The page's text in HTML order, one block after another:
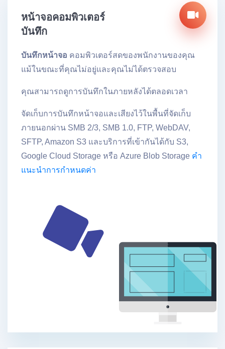
หน้าจอคอมพิวเตอร์
บันทึก
บันทึกหน้าจอ คอมพิวเตอร์สดของพนักงานของคุณ
แม้ในขณะที่คุณไม่อยู่และคุณไม่ได้ตรวจสอบ
คุณสามารถดูการบันทึกในภายหลังได้ตลอดเวลา
จัดเก็บการบันทึกหน้าจอและเสียงไว้ในพื้นที่จัดเก็บ
ภายนอกผ่าน SMB 2/3, SMB 1.0, FTP, WebDAV,
SFTP, Amazon S3 และบริการที่เข้ากันได้กับ S3,
Google Cloud Storage หรือ Azure Blob Storage คำ
แนะนำการกำหนดค่า